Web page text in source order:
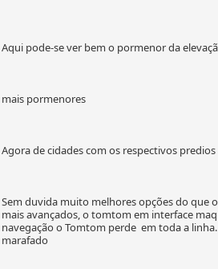
Aqui pode-se ver bem o pormenor da
mais pormenores
Agora de cidades com os respectivos
Sem duvida muito melhores opções do que
mais avançados, o tomtom em interface
navegação o Tomtom perde em toda a linha.
marafado